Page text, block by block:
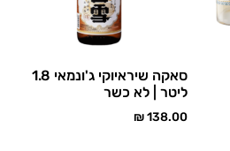
סאקה שיראיוקי ג'ונמאי 1.8
ליטר | לא כשר
₪138.00